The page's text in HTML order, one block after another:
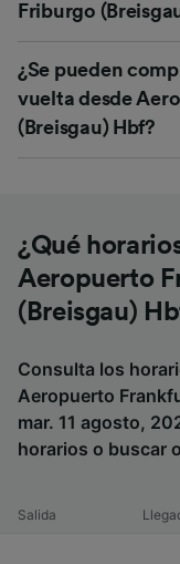
Friburgo
¿Se pueden
vuelta desde
(Breisgau) Hbf?
¿Qué
Aeropuerto
(Breisgau)
Consulta los
Aeropuerto
mar. 11 agosto,
horarios o buscar
Salida